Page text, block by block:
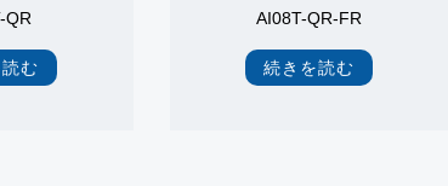
QR
む
AI08T-QR-FR
続きを読む